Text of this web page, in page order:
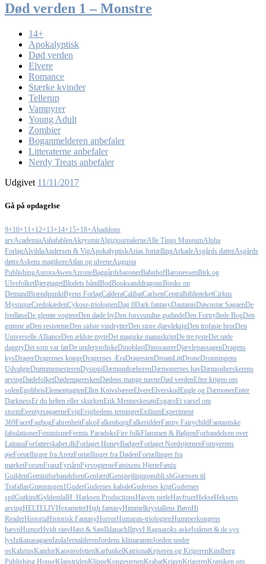
Død verden 1 – Monstre
14+
Apokalyptisk
Død verden
Elvere
Romance
Stærke kvinder
Tellerup
Vampyrer
Young Adult
Zombier
Boganmelderen anbefaler
Litteraterne anbefaler
Nerdy Treats anbefaler
Udgivet 11/11/2017
Gå på opdagelse
9+10+11+12+13+14+15+18+Abaddons
arvAcademiaAiñafablenAkrysmirAlgizjournalerneAlle Tings MuseumAlpha
ForlagAlvildaAndersen & VigApokalyptiskArias fortællingArkadeAsgårds datterAsgårds
døtreAskens magikereAtlan og ulveneAugusta
PublishingAuroraAwenAzroneBaggårdsbaronerBahnhofBaronessenBirk og
UlvefolketBjergtagetBlodets båndBodBooksanddragonsBooks on
DemandBrændpunktByens ForlagCalderaCalibatCarlsenCentralbiblioteketCirkus
MystiqueCredokædenCykose-triologienDag 0Dark fantasyDautanisDawnstar SagaenDe
fredløseDe glemte vogtereDen døde byDen forsvundne gudindeDen Fortryllede BogDen
grønne øDen resistenteDen sidste vindrytterDen store djævlekrigDen trofaste brorDen
Universelle AllianceDen ældste myteDet magiske manuskriptDe tre tysteDet røde
daggryDet som var førDe underjordiskeDinoblastDinosaurerDjævlepassagenDragens
kysDragerDragernes kongeDragernes ÆraDragestenDreamLittDroneDronningens
UdvalgteDrømmemesterenDystopiDæmondræberenDæmonernes havDæmonherskerens
arvingDødefolketDødemagerskenDødens mange navneDød verdenEfter krigen om
solenEgolibrisElementjagtenEllen KnivsbærerElvereElverskudEngle og DæmonerEnter
DarknessEr du helten eller skurkenErik MenneskesønEsgaroEt varsel om
stormEventyrsagaerneEvigEvighedens terningerExiliumExperiment
369FacetFagbogFahrenheitFalcoFalkenborgFalkeridderFanny FairychildFantastiske
fabulationerFeminismeFermis ParadoksFire folkFlammen & BølgenForbandelsen over
LaitanaForfatterskabet.dkForlaget HoneyBadgerForlaget NordstjernenFornyerens
øjeFortællinger fra AretzFortællinger fra DødenFortællinger fra
mørketForumFranzFyrtårnFyrvogterneFønixens HjerteFønix
GuildenGeminiforbandelsenGenfærdGenspejlinggopubli.shGrænsen til
TrafallasGrønningen1GuderGudernes kabaleGudernes krigGudernes
spilGutkindGyldendalH. Harksen ProductionsHavets perleHavfruerHekseHeksens
arvingHELTELIVHexameterHigh fantasyHimmelkrystallens BørnHi
ReaderHistoriaHistorisk FantasyHorrorHumaran-triologienHummerkongens
hævnHumorHvidt støvHøst & SønIldanachIlttyvI Ragnaroks askeIstårnet & de syv
lysIzikanasagaenIzolaJernalderenJordens klimaramteJorden under
osKahriusKandorKaosprofetienKarfunkelKatrionaKejseren og KrigerenKindberg
Publishing HouseKlanstridenKlippeKongestenenKrabatKrigenKrigerenKrøniken om